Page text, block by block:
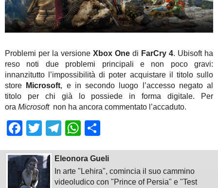
Problemi per la versione Xbox One di FarCry 4. Ubisoft ha
reso noti due problemi principali e non poco gravi:
innanzitutto l’impossibilità di poter acquistare il titolo sullo
store
Microsoft, e in secondo luogo l’accesso negato al
titolo per chi già lo possiede in forma digitale. Per
ora Microsoft non ha ancora commentato l’accaduto.
Facebook
TwitterTelegram
WhatsApp
Eleonora Gueli
In arte "Lehira", comincia il suo cammino
videoludico con "Prince of Persia" e "Test